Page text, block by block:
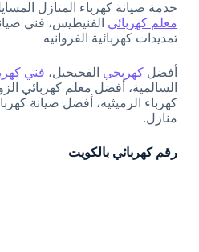
خدمة صيانة كهرباء المنازل
معلم كهربائي الفنيطيس، فني
تمديدات كهربائية الفروانيه
أفضل كهربجي الفحيحيل، فني
السالمية، أفضل معلم كهربائي
كهرباء الرميثيه، أفضل صيانة
منازل.
رقم كهربائي بالكويت